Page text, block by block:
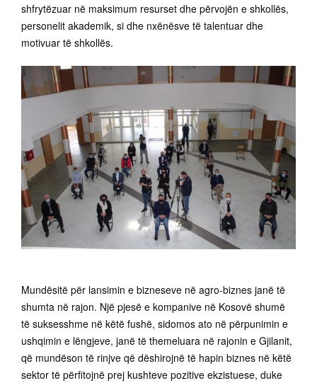
shfrytëzuar në maksimum resurset dhe përvojën e shkollës,
personelit akademik, si dhe nxënësve të talentuar dhe
motivuar të shkollës.
Mundësitë për lansimin e bizneseve në agro-biznes janë të
shumta në rajon. Një pjesë e kompanive në Kosovë shumë
të suksesshme në këtë fushë, sidomos ato në përpunimin e
ushqimin e lëngjeve, janë të themeluara në rajonin e Gjilanit,
që mundëson të rinjve që dëshirojnë të hapin biznes në këtë
sektor të përfitojnë prej kushteve pozitive ekzistuese, duke